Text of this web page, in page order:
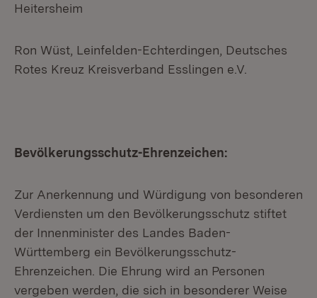
Heitersheim
Ron Wüst, Leinfelden-Echterdingen, Deutsches
Rotes Kreuz Kreisverband Esslingen e.V.
Bevölkerungsschutz-Ehrenzeichen:
Zur Anerkennung und Würdigung von besonderen
Verdiensten um den Bevölkerungsschutz stiftet
der Innenminister des Landes Baden-
Württemberg ein Bevölkerungsschutz-
Ehrenzeichen. Die Ehrung wird an Personen
vergeben werden, die sich in besonderer Weise